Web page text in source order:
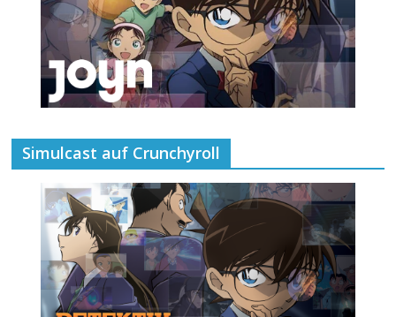
Simulcast auf Crunchyroll